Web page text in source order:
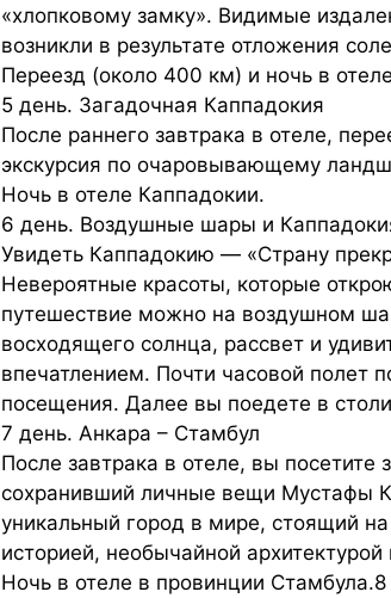
«хлопковому замку». Видимые
возникли в результате отложения
Переезд (около 400 км) и ночь в
5 день. Загадочная Каппадокия
После раннего завтрака в отеле,
экскурсия по очаровывающему
Ночь в отеле Каппадокии.
6 день. Воздушные шары и
Увидеть Каппадокию — «Страну
Невероятные красоты, которые
путешествие можно на воздушном
восходящего солнца, рассвет и
впечатлением. Почти часовой полет
посещения. Далее вы поедете в
7 день. Анкара – Стамбул
После завтрака в отеле, вы
сохранивший личные вещи Мустафы
уникальный город в мире, стоящий
историей, необычайной
Ночь в отеле в провинции